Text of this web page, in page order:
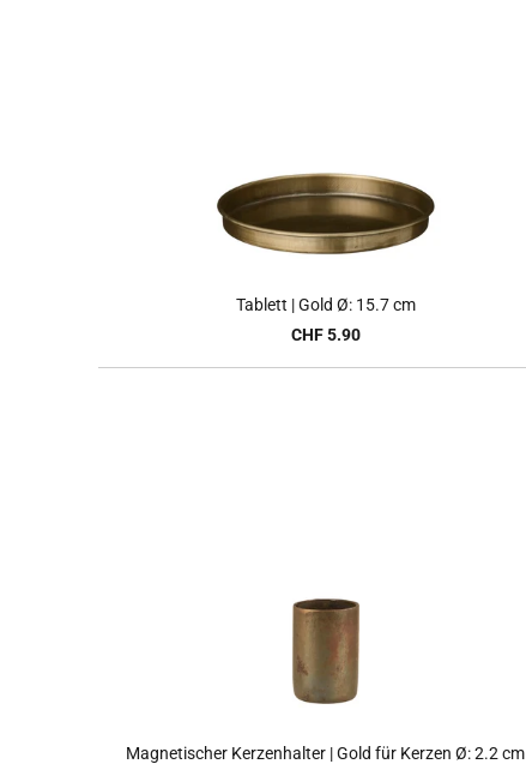
Tablett | Gold Ø: 15.7 cm
CHF 5.90
Magnetischer Kerzenhalter | Gold für Kerzen Ø: 2.2 cm